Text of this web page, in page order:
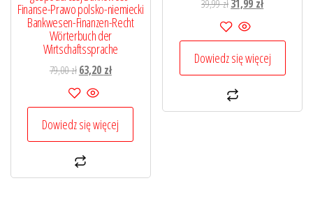
Finanse-Prawo polsko-niemiecki
Bankwesen-Finanzen-Recht
Wörterbuch der
Wirtschaftssprache
79,00złPierwotna
cena
wynosiła:
79,00 zł.
63,20 złAktualna
63,20 zł.
Dowiedz się więcej
39,99zł
cena
wynosiła:
39,99 zł.
31,99 zł
31,99 zł.
Dowiedz się więcej